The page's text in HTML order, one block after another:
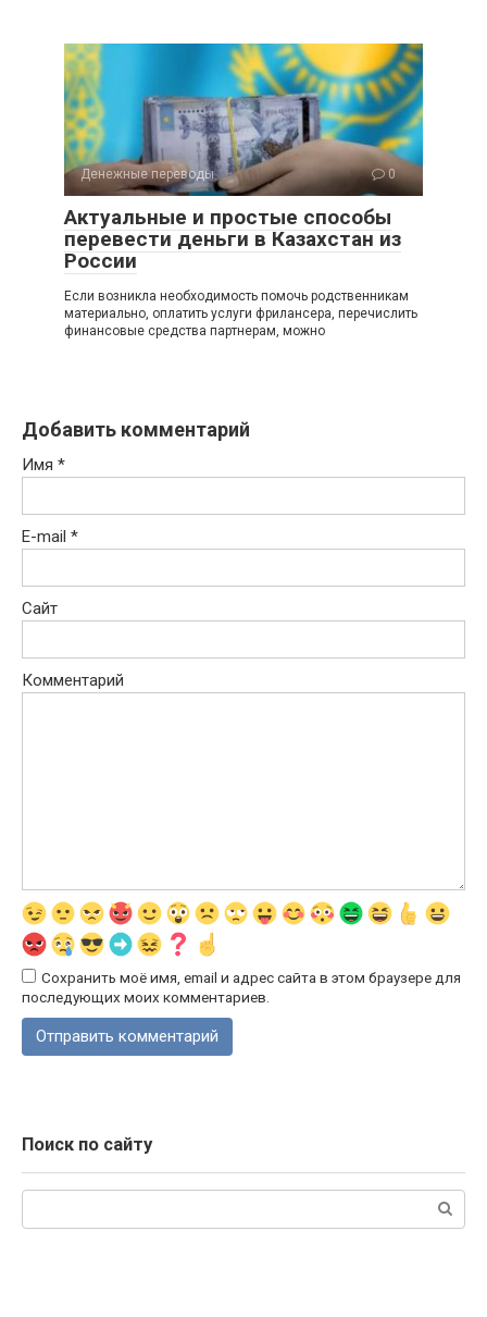
Денежные переводы 0
Актуальные и простые способы
перевести деньги в Казахстан из
России
Если возникла необходимость помочь родственникам
материально, оплатить услуги фрилансера, перечислить
финансовые средства партнерам, можно
Добавить комментарий
Имя *
E-mail *
Сайт
Комментарий
Сохранить моё имя, email и адрес сайта в этом браузере для
последующих моих комментариев.
Поиск по сайту